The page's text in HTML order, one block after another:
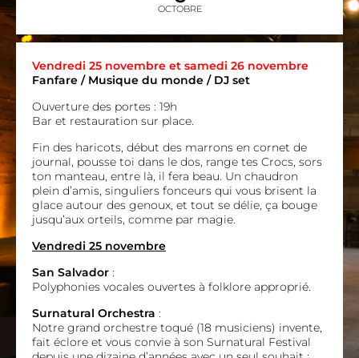
OCTOBRE
Vendredi 25 novembre et samedi 26 novembre
Fanfare / Musique du monde / DJ set
Ouverture des portes ­: 19h
Bar et restauration sur plac­e.
Fin des haricots, début des marrons en cornet de
journal, pousse toi dans le dos, range tes Crocs, sors
ton manteau, entre là, il fera beau. Un chaudron
plein d’amis, singuliers fonceurs qui vous brisent la
glace autour des genoux, et tout se délie, ça bouge
jusqu’aux orteils, comme par magie.
Vendredi 25 novembre
San Salvador :
Polyphonies vocales ouvertes à folklore approprié.
Surnatural Orchestra :
Notre grand orchestre toqué (18 musiciens) invente,
fait éclore et vous convie à son Surnatural Festival